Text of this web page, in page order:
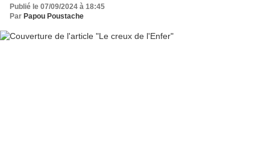
Publié le 07/09/2024 à 18:45
Par Papou Poustache